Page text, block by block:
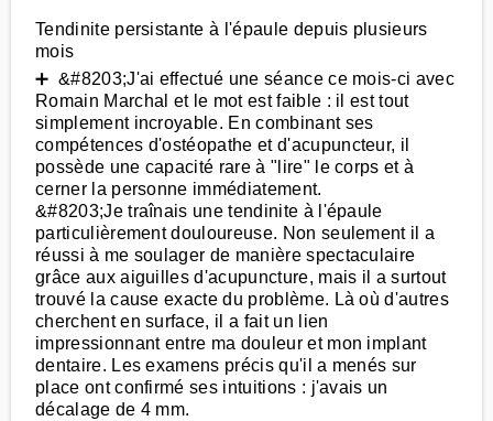
Tendinite persistante à l'épaule depuis plusieurs
mois
➕ &#8203;J'ai effectué une séance ce mois-ci avec
Romain Marchal et le mot est faible : il est tout
simplement incroyable. En combinant ses
compétences d'ostéopathe et d'acupuncteur, il
possède une capacité rare à "lire" le corps et à
cerner la personne immédiatement.
&#8203;Je traînais une tendinite à l'épaule
particulièrement douloureuse. Non seulement il a
réussi à me soulager de manière spectaculaire
grâce aux aiguilles d'acupuncture, mais il a surtout
trouvé la cause exacte du problème. Là où d'autres
cherchent en surface, il a fait un lien
impressionnant entre ma douleur et mon implant
dentaire. Les examens précis qu'il a menés sur
place ont confirmé ses intuitions : j'avais un
décalage de 4 mm.